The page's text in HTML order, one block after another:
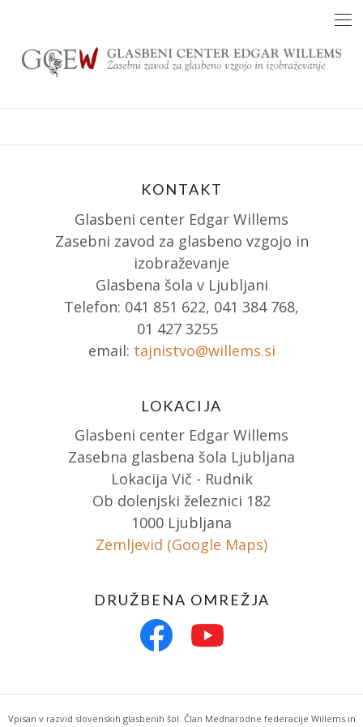
content
KONTAKT
Glasbeni center Edgar Willems
Zasebni zavod za glasbeno vzgojo in
izobraževanje
Glasbena šola v Ljubljani
Telefon: 041 851 622, 041 384 768,
01 427 3255
email: tajnistvo@willems.si
LOKACIJA
Glasbeni center Edgar Willems
Zasebna glasbena šola Ljubljana
Lokacija Vič - Rudnik
Ob dolenjski železnici 182
1000 Ljubljana
Zemljevid (Google Maps)
DRUŽBENA OMREŽJA
Vpisan v razvid slovenskih glasbenih šol. Član Mednarodne federacije Willems in